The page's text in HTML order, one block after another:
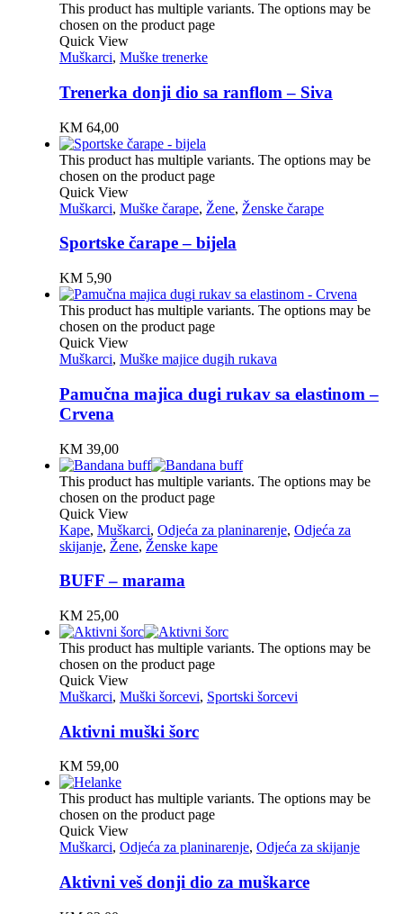
This product has multiple variants. The options may be
chosen on the product page
Quick View
Muškarci, Muške trenerke
Trenerka donji dio sa ranflom – Siva
KM64,00
This product has multiple variants. The options may be
chosen on the product page
Quick View
Muškarci, Muške čarape, Žene, Ženske čarape
Sportske čarape – bijela
KM5,90
This product has multiple variants. The options may be
chosen on the product page
Quick View
Muškarci, Muške majice dugih rukava
Pamučna majica dugi rukav sa elastinom –
Crvena
KM39,00
This product has multiple variants. The options may be
chosen on the product page
Quick View
Kape, Muškarci, Odjeća za planinarenje, Odjeća za
skijanje, Žene, Ženske kape
BUFF – marama
KM25,00
This product has multiple variants. The options may be
chosen on the product page
Quick View
Muškarci, Muški šorcevi, Sportski šorcevi
Aktivni muški šorc
KM59,00
This product has multiple variants. The options may be
chosen on the product page
Quick View
Muškarci, Odjeća za planinarenje, Odjeća za skijanje
Aktivni veš donji dio za muškarce